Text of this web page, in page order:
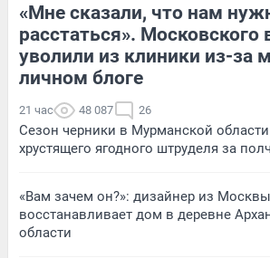
«Мне сказали, что нам
расстаться». Московского
уволили из клиники из-за
личном блоге
21 час 48 087 26
Сезон черники в Мурманской
хрустящего ягодного штруделя за
«Вам зачем он?»: дизайнер из
восстанавливает дом в деревне
области